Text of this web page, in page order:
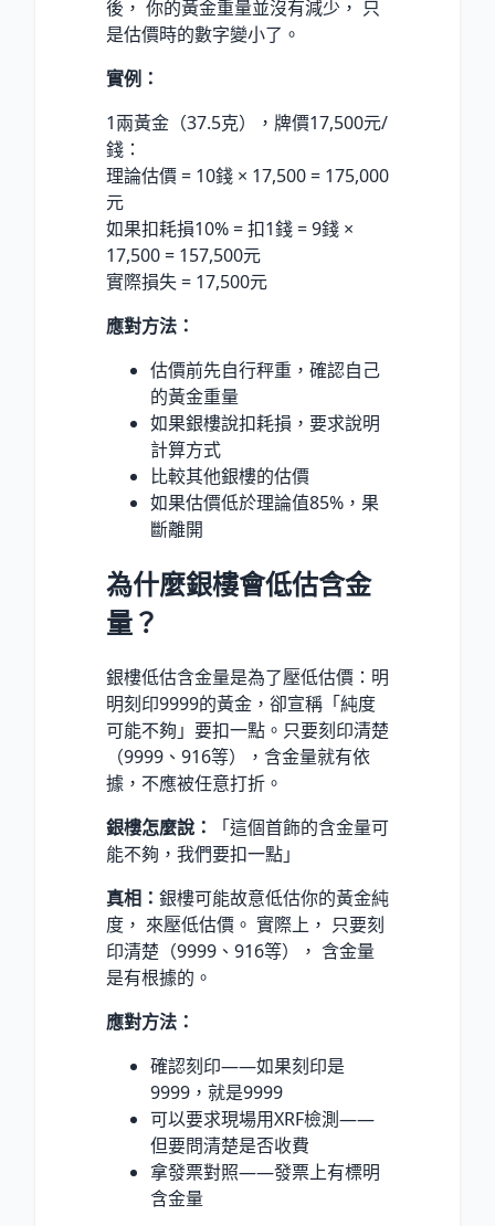
後， 你的黃金重量並沒有減少， 只
是估價時的數字變小了。
實例：
1兩黃金（37.5克），牌價17,500元/
錢：
理論估價 = 10錢 × 17,500 = 175,000
元
如果扣耗損10% = 扣1錢 = 9錢 ×
17,500 = 157,500元
實際損失 = 17,500元
應對方法：
估價前先自行秤重，確認自己
的黃金重量
如果銀樓說扣耗損，要求說明
計算方式
比較其他銀樓的估價
如果估價低於理論值85%，果
斷離開
為什麼銀樓會低估含金
量？
銀樓低估含金量是為了壓低估價：明
明刻印9999的黃金，卻宣稱「純度
可能不夠」要扣一點。只要刻印清楚
（9999、916等），含金量就有依
據，不應被任意打折。
銀樓怎麼說：
「這個首飾的含金量可
能不夠，我們要扣一點」
真相： 銀樓可能故意低估你的黃金純
度， 來壓低估價。 實際上， 只要刻
印清楚（9999、916等）， 含金量
是有根據的。
應對方法：
確認刻印——如果刻印是
9999，就是9999
可以要求現場用XRF檢測——
但要問清楚是否收費
拿發票對照——發票上有標明
含金量